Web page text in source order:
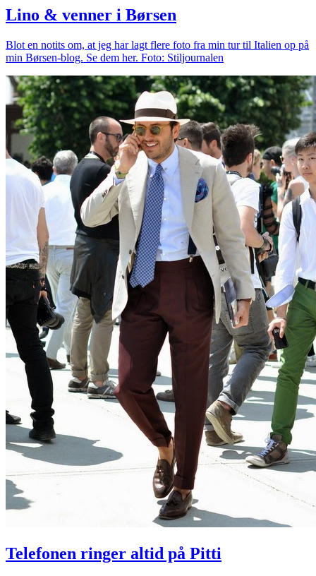
Lino & venner i Børsen
Blot en notits om, at jeg har lagt flere foto fra min tur til Italien op på
min Børsen-blog. Se dem her. Foto: Stiljournalen
Telefonen ringer altid på Pitti